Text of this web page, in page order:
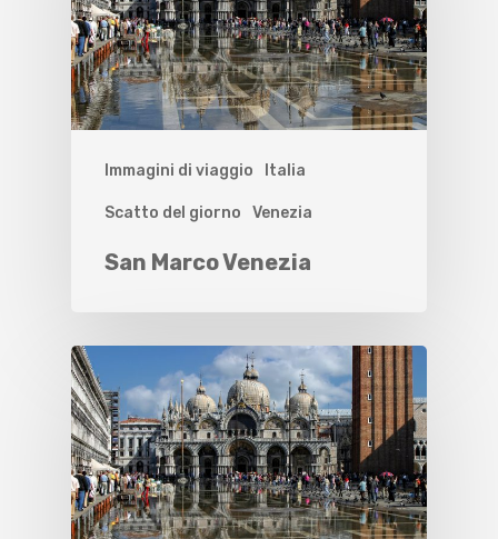
Immagini di viaggio Italia
Scatto del giorno Venezia
San Marco Venezia